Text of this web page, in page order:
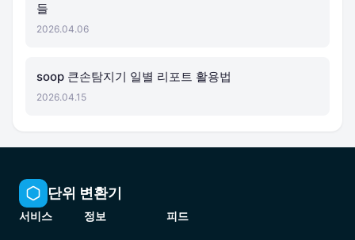
들
2026.04.06
soop 큰손탐지기 일별 리포트 활용법
2026.04.15
단위 변환기
서비스 정보 피드